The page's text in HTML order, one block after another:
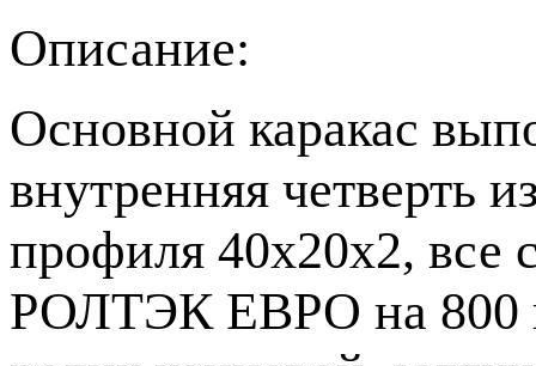
Описание:
Основной каракас
внутренняя четверть
профиля 40х20х2, все
РОЛТЭК ЕВРО на 800